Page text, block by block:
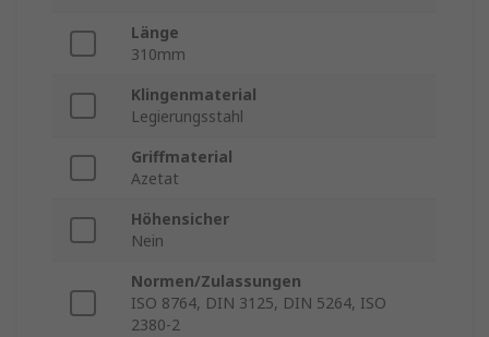
Länge
310mm
Klingenmaterial
Legierungsstahl
Griffmaterial
Azetat
Höhensicher
Nein
Normen/Zulassungen
ISO 8764, DIN 3125, DIN 5264, ISO
2380-2